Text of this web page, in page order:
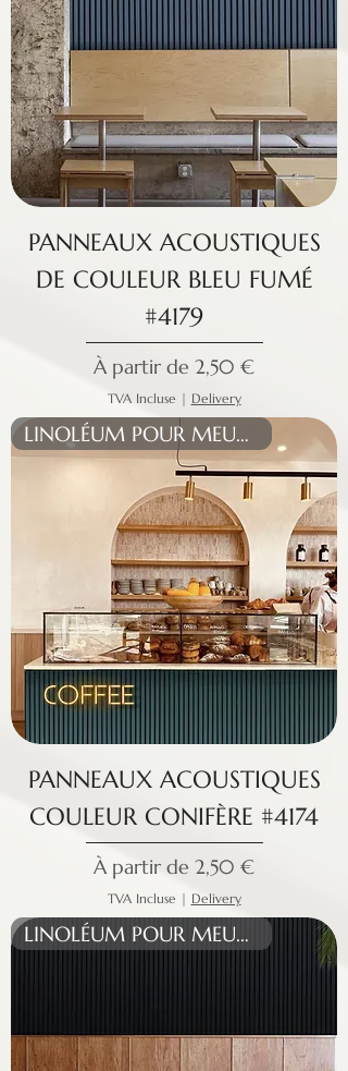
PANNEAUX ACOUSTIQUES
DE COULEUR BLEU FUMÉ
#4179
À partir de 2,50 €
Prix promotionnel
TVA Incluse | Delivery
LINOLÉUM POUR MEUBLES
PANNEAUX ACOUSTIQUES
COULEUR CONIFÈRE #4174
À partir de 2,50 €
Prix promotionnel
TVA Incluse | Delivery
LINOLÉUM POUR MEUBLES